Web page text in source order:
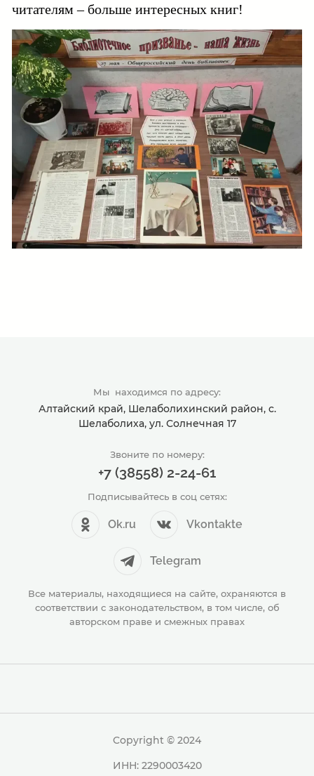
читателям – больше интересных книг!
Мы находимся по адресу:
Алтайский край, Шелаболихинский район, с.
Шелаболиха, ул. Солнечная 17
Звоните по номеру:
+7 (38558) 2-24-61
Подписывайтесь в соц сетях:
Ok.ru Vkontakte
Telegram
Все материалы, находящиеся на сайте, охраняются в
соответствии с законодательством, в том числе, об
авторском праве и смежных правах
Copyright © 2024
ИНН: 2290003420